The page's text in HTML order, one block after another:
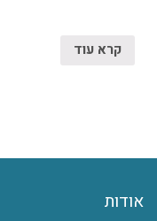
קרא עוד
אודות